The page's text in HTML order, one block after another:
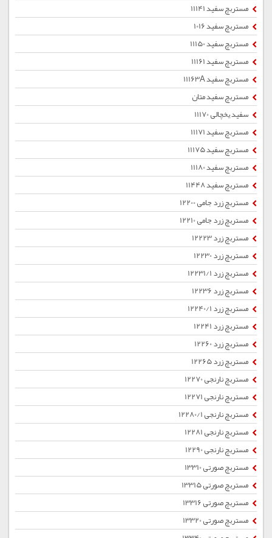
مستربچ سفید 11141
مستربچ سفید 1016
مستربچ سفید 11150
مستربچ سفید 11161
مستربچ سفید 11163A
مستربچ سفید متان
سفید یخچالی 11170
مستربچ سفید 11171
مستربچ سفید 11175
مستربچ سفید 11180
مستربچ سفید 11448
مستربچ زرد جامی 12200
مستربچ زرد جامی 12210
مستربچ زرد 12223
مستربچ زرد 12230
مستربچ زرد 12231/1
مستربچ زرد 12236
مستربچ زرد 12240/1
مستربچ زرد 12241
مستربچ زرد 12260
مستربچ زرد 12265
مستربچ نارنجی 12270
مستربچ نارنجی 12271
مستربچ نارنجی 12280/1
مستربچ نارنجی 12281
مستربچ نارنجی 12290
مستربچ صورتی 13310
مستربچ صورتی 13315
مستربچ صورتی 13316
مستربچ صورتی 13320